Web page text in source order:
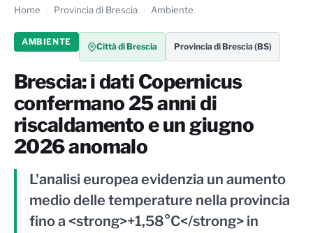
Home Provincia di Brescia Ambiente
AMBIENTE Città di Brescia Provincia di Brescia (BS)
Brescia: i dati Copernicus
confermano 25 anni di
riscaldamento e un giugno
2026 anomalo
L'analisi europea evidenzia un aumento
medio delle temperature nella provincia
fino a <strong>+1,58°C</strong> in